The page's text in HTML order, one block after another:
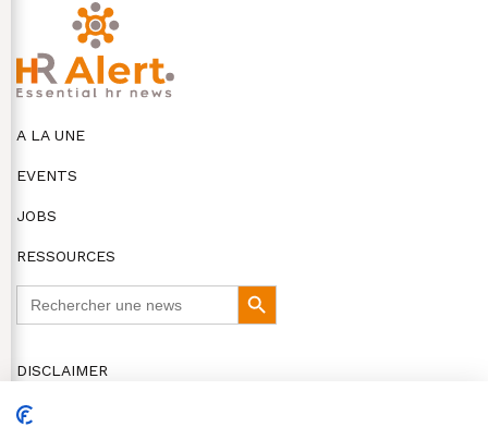
A LA UNE
EVENTS
JOBS
RESSOURCES
Search
Button
DISCLAIMER
COOKIES ET VIE PRIVÉE